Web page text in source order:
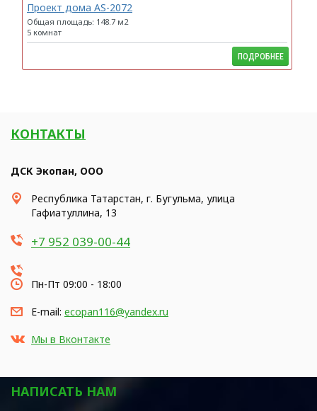
Проект дома AS-2072
Общая площадь: 148.7 м2
5 комнат
ПОДРОБНЕЕ
КОНТАКТЫ
ДСК Экопан, ООО
Республика Татарстан, г. Бугульма, улица
Гафиатуллина, 13
+7 952 039-00-44
Пн-Пт 09:00 - 18:00
E-mail: ecopan116@yandex.ru
Мы в Вконтакте
НАПИСАТЬ НАМ